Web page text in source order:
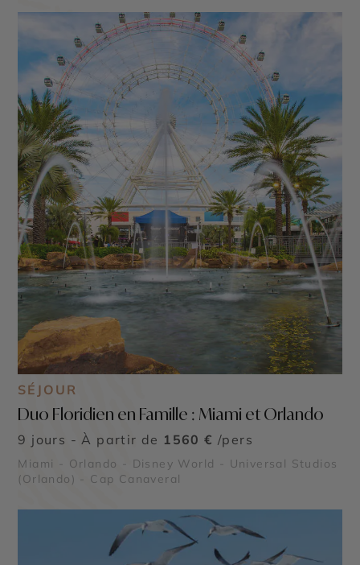
SÉJOUR
Duo Floridien en Famille : Miami et Orlando
9 jours - À partir de 1560 € /pers
Miami - Orlando - Disney World - Universal Studios
(Orlando) - Cap Canaveral